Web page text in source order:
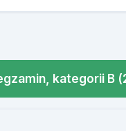
kategorii B